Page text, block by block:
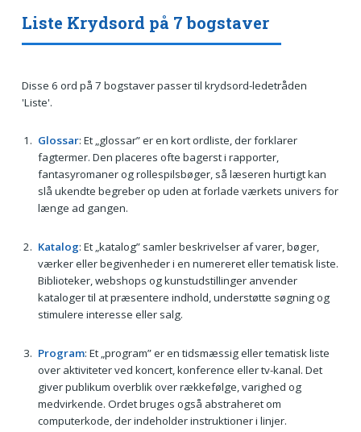
Liste Krydsord på 7 bogstaver
Disse 6 ord på 7 bogstaver passer til krydsord-ledetråden
'Liste'.
Glossar: Et „glossar” er en kort ordliste, der forklarer
fagtermer. Den placeres ofte bagerst i rapporter,
fantasyromaner og rollespilsbøger, så læseren hurtigt kan
slå ukendte begreber op uden at forlade værkets univers for
længe ad gangen.
Katalog: Et „katalog” samler beskrivelser af varer, bøger,
værker eller begivenheder i en numereret eller tematisk liste.
Biblioteker, webshops og kunstudstillinger anvender
kataloger til at præsentere indhold, understøtte søgning og
stimulere interesse eller salg.
Program: Et „program” er en tidsmæssig eller tematisk liste
over aktiviteter ved koncert, konference eller tv-kanal. Det
giver publikum overblik over rækkefølge, varighed og
medvirkende. Ordet bruges også abstraheret om
computerkode, der indeholder instruktioner i linjer.